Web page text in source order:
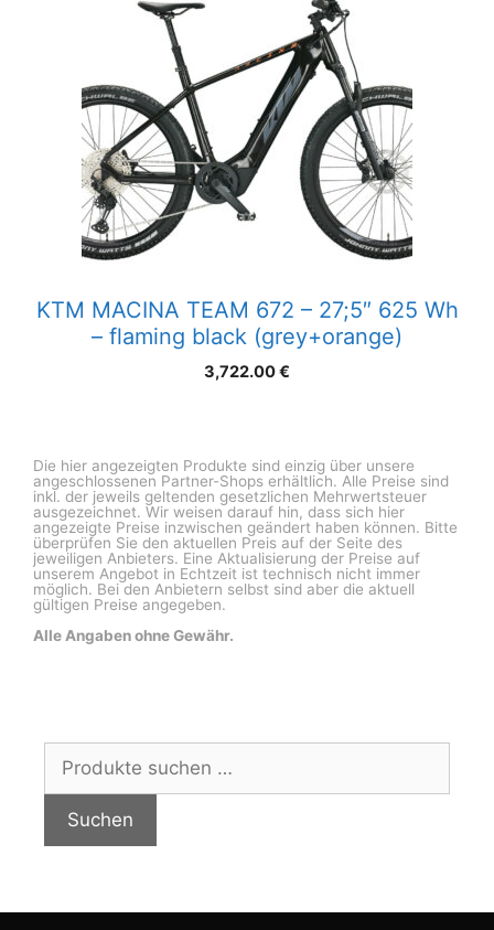
KTM MACINA TEAM 672 – 27;5″ 625 Wh
– flaming black (grey+orange)
3,722.00€
Die hier angezeigten Produkte sind einzig über unsere
angeschlossenen Partner-Shops erhältlich. Alle Preise sind
inkl. der jeweils geltenden gesetzlichen Mehrwertsteuer
ausgezeichnet. Wir weisen darauf hin, dass sich hier
angezeigte Preise inzwischen geändert haben können. Bitte
überprüfen Sie den aktuellen Preis auf der Seite des
jeweiligen Anbieters. Eine Aktualisierung der Preise auf
unserem Angebot in Echtzeit ist technisch nicht immer
möglich. Bei den Anbietern selbst sind aber die aktuell
gültigen Preise angegeben.
Alle Angaben ohne Gewähr.
nach:
Suchen